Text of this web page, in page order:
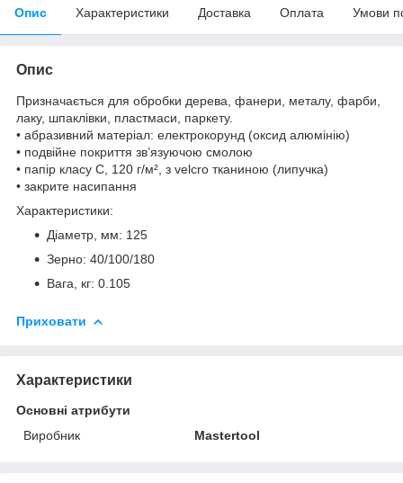
Опис Характеристики Доставка Оплата Умови
Опис
Призначається для обробки дерева, фанери, металу, фарби,
лаку, шпаклівки, пластмаси, паркету.
• абразивний матеріал: електрокорунд (оксид алюмінію)
• подвійне покриття зв’язуючою смолою
• папір класу С, 120 г/м², з velcro тканиною (липучка)
• закрите насипання
Характеристики:
Діаметр, мм: 125
Зерно: 40/100/180
Вага, кг: 0.105
Приховати
Характеристики
Основні атрибути
Виробник
Mastertool